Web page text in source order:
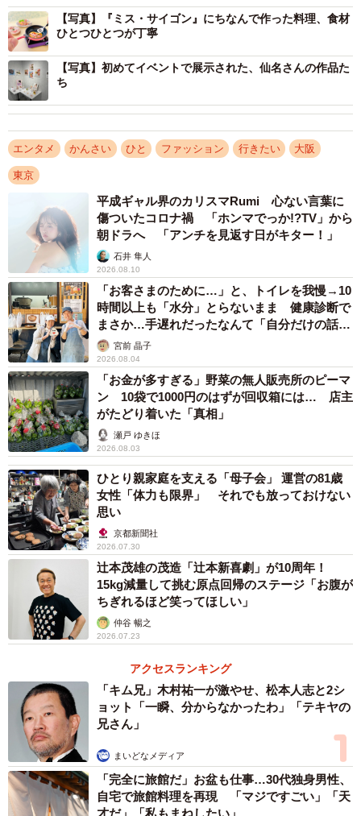
「宝塚に在団中は趣味に熱中する時間がほとんどなかっ
た」と笑って打ち明ける彼女。制作にあたりSNSやネット
で公開されている画像を見ながら、まずトンカツとエビフ
ライを作ったという。「やっぱり一つのものを作るのにも
味を想像していただけるものを作りたいと思いました。ス
ーパーで食材をよく観察するようにもなりました」。
ベトナム料理の「バインセオ」は、出演ミュージカル『ミス・サイゴ
ン』にちなんで創作。モヤシなどの食材もすべて手作り
基本的に使うのは樹脂粘土。フルーツなどは透明粘土と言
われるものを使い、素材感まで追求。「最初はできるだけ
かを試したのですが、より極めていこうとするとある程度
のものが必要になり…。ここでしか買えない！という材料
も出てきて、せめぎ合いです」と苦笑。乾麺には美容用の
シリンジ（注射器）の先端を加工し、粘土を注入して絞り
出したそうだ。「真っ直ぐ、同じ細さに絞り出すのが難し
くて何度も練習しました」。
【写真】『ミス・サイゴン』にちなんで作った料理、食材
ひとつひとつが丁寧
【写真】初めてイベントで展示された、仙名さんの作品た
ち
エンタメ かんさい ひと ファッション 行きたい 大阪
東京
平成ギャル界のカリスマRumi 心ない言葉に
傷ついたコロナ禍 「ホンマでっか!?TV」から
朝ドラへ 「アンチを見返す日がキター！」
石井 隼人
2026.08.10
「お客さまのために…」と、トイレを我慢→10
時間以上も「水分」とらないまま 健康診断で
まさか…手遅れだったなんて「自分だけの話で
はなく、日本中で起きている問題では？」
宮前 晶子
2026.08.04
「お金が多すぎる」野菜の無人販売所のピーマ
ン 10袋で1000円のはずが回収箱には… 店主
がたどり着いた「真相」
瀬戸 ゆきほ
2026.08.03
ひとり親家庭を支える「母子会」 運営の81歳
女性「体力も限界」 それでも放っておけない
思い
京都新聞社
2026.07.30
辻本茂雄の茂造「辻本新喜劇」が10周年！
15kg減量して挑む原点回帰のステージ「お腹が
ちぎれるほど笑ってほしい」
仲谷 暢之
2026.07.23
アクセスランキング
「キム兄」木村祐一が激やせ、松本人志と2シ
ョット「一瞬、分からなかったわ」「テキヤの
兄さん」
まいどなメディア
「完全に旅館だ」お盆も仕事…30代独身男性、
自宅で旅館料理を再現 「マジですごい」「天
才だ」「私もまねしたい」